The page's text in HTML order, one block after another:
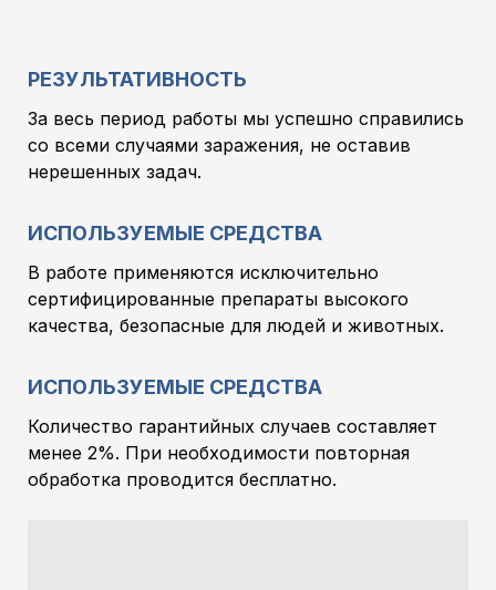
РЕЗУЛЬТАТИВНОСТЬ
За весь период работы мы успешно справились
со всеми случаями заражения, не оставив
нерешенных задач.
ИСПОЛЬЗУЕМЫЕ СРЕДСТВА
В работе применяются исключительно
сертифицированные препараты высокого
качества, безопасные для людей и животных.
ИСПОЛЬЗУЕМЫЕ СРЕДСТВА
Количество гарантийных случаев составляет
менее 2%. При необходимости повторная
обработка проводится бесплатно.